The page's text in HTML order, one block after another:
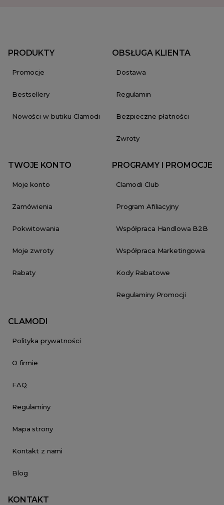
PRODUKTY
Promocje
Bestsellery
Nowości w butiku Clamodi
OBSŁUGA KLIENTA
Dostawa
Regulamin
Bezpieczne płatności
Zwroty
TWOJE KONTO
Moje konto
Zamówienia
Pokwitowania
Moje zwroty
Rabaty
PROGRAMY I PROMOCJE
Clamodi Club
Program Afiliacyjny
Współpraca Handlowa B2B
Współpraca Marketingowa
Kody Rabatowe
Regulaminy Promocji
CLAMODI
Polityka prywatności
O firmie
FAQ
Regulaminy
Mapa strony
Kontakt z nami
Blog
KONTAKT